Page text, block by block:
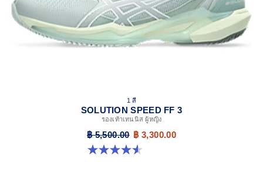
1 สี
SOLUTION SPEED FF 3
รองเท้าเทนนิส ผู้หญิง
฿ 5,500.00 ฿ 3,300.00
4.5 จาก 5 ดาว 47 รีวิว